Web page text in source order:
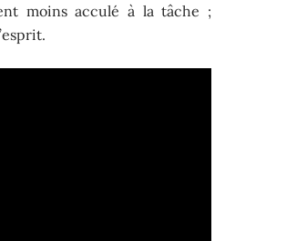
moins acculé à la tâche ;